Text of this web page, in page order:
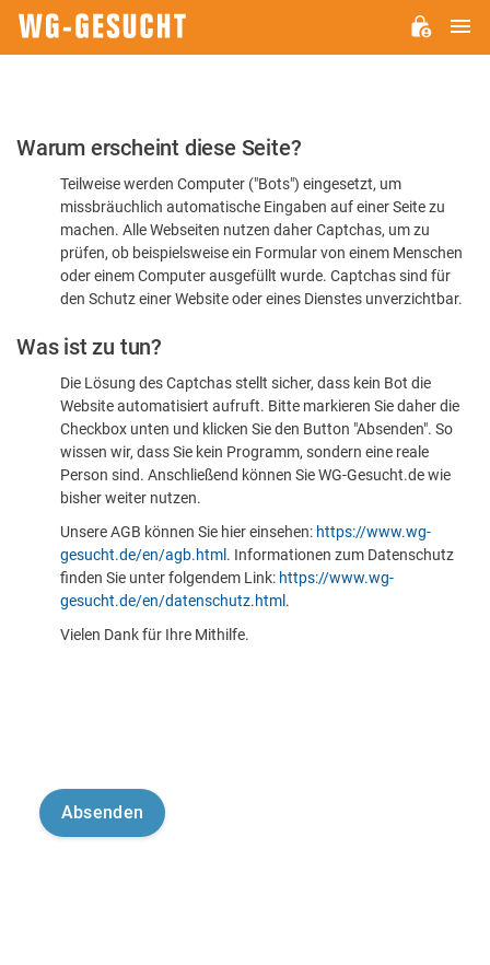
Bitte
dass
sind
Warum erscheint diese Seite?
Teilweise werden Computer ("Bots") eingesetzt, um
missbräuchlich automatische Eingaben auf einer Seite zu
machen. Alle Webseiten nutzen daher Captchas, um zu
prüfen, ob beispielsweise ein Formular von einem Menschen
oder einem Computer ausgefüllt wurde. Captchas sind für
den Schutz einer Website oder eines Dienstes unverzichtbar.
Was ist zu tun?
Die Lösung des Captchas stellt sicher, dass kein Bot die
Website automatisiert aufruft. Bitte markieren Sie daher die
Checkbox unten und klicken Sie den Button "Absenden". So
wissen wir, dass Sie kein Programm, sondern eine reale
Person sind. Anschließend können Sie WG-Gesucht.de wie
bisher weiter nutzen.
Unsere AGB können Sie hier einsehen: https://www.wg-
gesucht.de/en/agb.html . Informationen zum Datenschutz
finden Sie unter folgendem Link: https://www.wg-
gesucht.de/en/datenschutz.html .
Vielen Dank für Ihre Mithilfe.